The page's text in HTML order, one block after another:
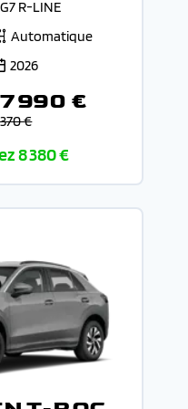
R-LINE
Automatique
2026
990 €
€
8 380 €